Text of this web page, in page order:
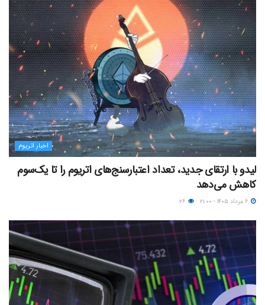
اخبار اتریوم
لیدو با ارتقای جدید، تعداد اعتبارسنج‌های اتریوم را تا یک‌سوم
کاهش می‌دهد